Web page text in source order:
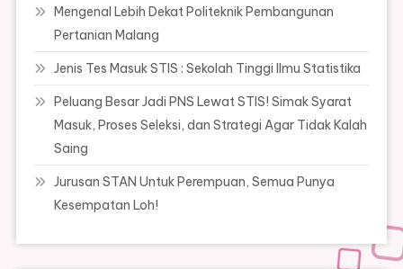
Mengenal Lebih Dekat Politeknik Pembangunan
Pertanian Malang
Jenis Tes Masuk STIS : Sekolah Tinggi Ilmu Statistika
Peluang Besar Jadi PNS Lewat STIS! Simak Syarat
Masuk, Proses Seleksi, dan Strategi Agar Tidak Kalah
Saing
Jurusan STAN Untuk Perempuan, Semua Punya
Kesempatan Loh!